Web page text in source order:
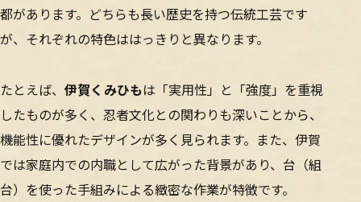
都があります。どちらも長い歴史を持つ伝統工芸です
が、それぞれの特色ははっきりと異なります。
たとえば、 伊賀くみひもは「実用性」と「強度」を重視
したものが多く、忍者文化との関わりも深いことから、
機能性に優れたデザインが多く見られます。また、伊賀
では家庭内での内職として広がった背景があり、台（組
台）を使った手組みによる緻密な作業が特徴です。